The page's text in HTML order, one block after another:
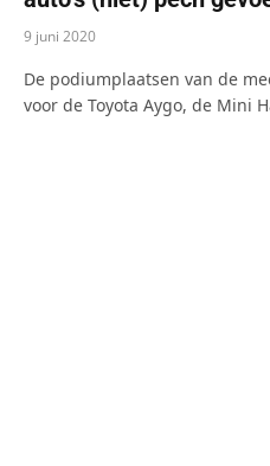
9 juni 2020
De podiumplaatsen van de
voor de Toyota Aygo, de Mini